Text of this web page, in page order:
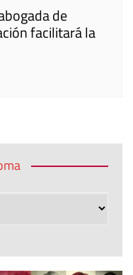
de
facilitará la